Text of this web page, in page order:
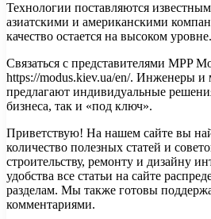
Технологии поставляются
азиатскими и американскими
качество остается на высоком уровне.
Связаться с представителями MPP
https://modus.kiev.ua/en/. Инженеры
предлагают индивидуальные
бизнеса, так и «под ключ».
Приветствую! На нашем сайте вы
количество полезных статей и
строительству, ремонту и дизайну
удобства все статьи на сайте
разделам. Мы также готовы
комментариями.